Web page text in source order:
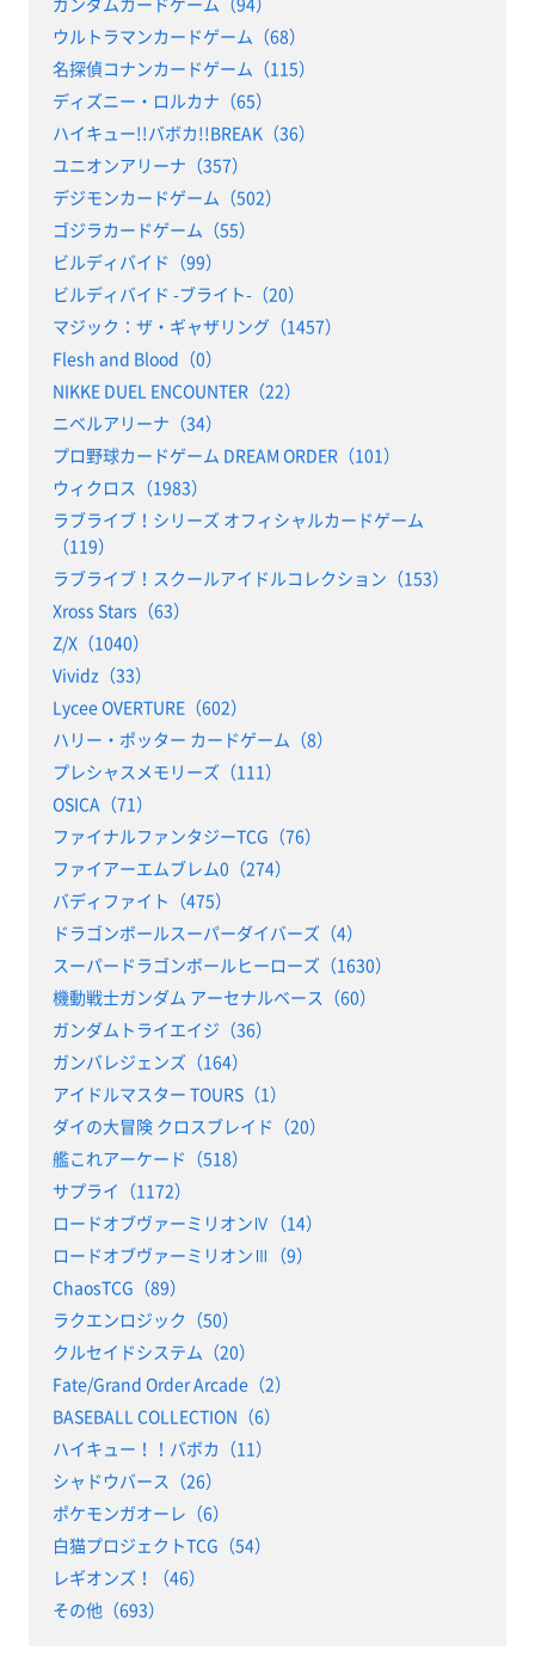
ウルトラマンカードゲーム（68）
名探偵コナンカードゲーム（115）
ディズニー・ロルカナ（65）
ハイキュー!!バボカ!!BREAK（36）
ユニオンアリーナ（357）
デジモンカードゲーム（502）
ゴジラカードゲーム（55）
ビルディバイド（99）
ビルディバイド -ブライト-（20）
マジック：ザ・ギャザリング（1457）
Flesh and Blood（0）
NIKKE DUEL ENCOUNTER（22）
ニベルアリーナ（34）
プロ野球カードゲーム DREAM ORDER（101）
ウィクロス（1983）
ラブライブ！シリーズ オフィシャルカードゲーム
（119）
ラブライブ！スクールアイドルコレクション（153）
Xross Stars（63）
Z/X（1040）
Vividz（33）
Lycee OVERTURE（602）
ハリー・ポッター カードゲーム（8）
プレシャスメモリーズ（111）
OSICA（71）
ファイナルファンタジーTCG（76）
ファイアーエムブレム0（274）
バディファイト（475）
ドラゴンボールスーパーダイバーズ（4）
スーパードラゴンボールヒーローズ（1630）
機動戦士ガンダム アーセナルベース（60）
ガンダムトライエイジ（36）
ガンバレジェンズ（164）
アイドルマスター TOURS（1）
ダイの大冒険 クロスブレイド（20）
艦これアーケード（518）
サプライ（1172）
ロードオブヴァーミリオンⅣ（14）
ロードオブヴァーミリオンⅢ（9）
ChaosTCG（89）
ラクエンロジック（50）
クルセイドシステム（20）
Fate/Grand Order Arcade（2）
BASEBALL COLLECTION（6）
ハイキュー！！バボカ（11）
シャドウバース（26）
ポケモンガオーレ（6）
白猫プロジェクトTCG（54）
レギオンズ！（46）
その他（693）